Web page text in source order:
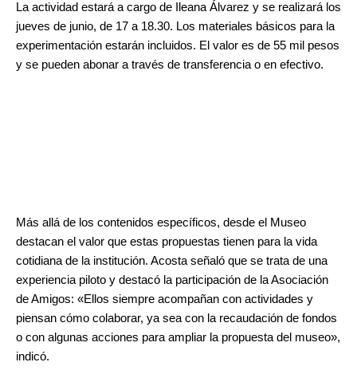
La actividad estará a cargo de Ileana Álvarez y se realizará los
jueves de junio, de 17 a 18.30. Los materiales básicos para la
experimentación estarán incluidos. El valor es de 55 mil pesos
y se pueden abonar a través de transferencia o en efectivo.
Más allá de los contenidos específicos, desde el Museo
destacan el valor que estas propuestas tienen para la vida
cotidiana de la institución. Acosta señaló que se trata de una
experiencia piloto y destacó la participación de la Asociación
de Amigos: «Ellos siempre acompañan con actividades y
piensan cómo colaborar, ya sea con la recaudación de fondos
o con algunas acciones para ampliar la propuesta del museo»,
indicó.